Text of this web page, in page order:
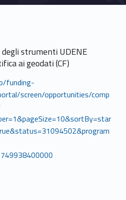
strumenti UDENE
ai geodati (CF)
funding-
screen/opportunities/comp